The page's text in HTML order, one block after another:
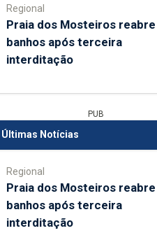
Regional
Praia dos Mosteiros reabre
banhos após terceira
interditação
PUB
Últimas Notícias
Regional
Praia dos Mosteiros reabre
banhos após terceira
interditação